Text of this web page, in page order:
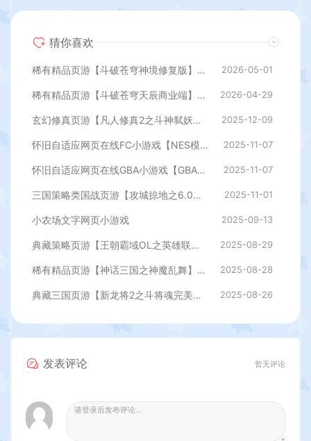
猜你喜欢
稀有精品页游【斗破苍穹神境修复版】最新整理单机一键即玩镜像端+Linux手工服务端+管理后台+详细搭建教程 2026-05-01
稀有精品页游【斗破苍穹天辰商业端】最新整理单机一键即玩镜像端+Linux手工服务端+管理后台+详细搭建教程 2026-04-29
玄幻修真页游【凡人修真2之斗神弑妖】最新整理WIN系服务端+GM工具+详细搭建教程+外网教程 2025-12-09
怀旧自适应网页在线FC小游戏【NES模拟器】最新整理WIN系服务端+Linux手工服务端+管理后台+支持手柄+存档 2025-11-07
怀旧自适应网页在线GBA小游戏【GBA模拟器】最新整理WIN系服务端+Linux手工服务端+管理后台+支持手柄+存档 2025-11-07
三国策略类国战页游【攻城掠地之6.0东吴大帝版】最新整理WIN系服务端+管理后台+详细外网教程 2025-11-01
小农场文字网页小游戏 2025-09-13
典藏策略页游【王朝霸域OL之英雄联盟】最新整理单机一键即玩镜像端+Linux手工服务端+充值后台+详细外网搭建教程 2025-08-29
稀有精品页游【神话三国之神魔乱舞】最新整理Win一键服务端+货币充值教程+假人播报+详细外网搭建教程 2025-08-28
典藏三国页游【新龙将2之斗将魂完美双绝四圣版】最新整理Win一键服务端+开区教程+加武将教程+充值教程+详细外网搭建教程 2025-08-26
发表评论 暂无评论